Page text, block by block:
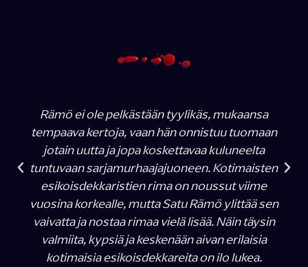
Rämö ei ole pelkästään tyylikäs, mukaansa
tempaava kertoja, vaan hän onnistuu tuomaan
jotain uutta ja jopa koskettavaa kuluneelta
tuntuvaan sarjamurhaajajuoneen. Kotimaisten
esikoisdekkaristien rima on noussut viime
vuosina korkealle, mutta Satu Rämö ylittää sen
vaivatta ja nostaa rimaa vielä lisää. Näin täysin
valmiita, kypsiä ja keskenään aivan erilaisia
kotimaisia esikoisdekkareita on ilo lukea.